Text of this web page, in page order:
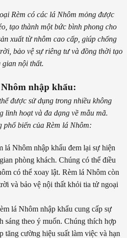
Rèm có các lá Nhôm mỏng được
tạo thành một bức bình phong cho
xuất từ nhôm cao cấp, giúp chống
bảo vệ sự riêng tư và đồng thời tạo
gian nội thất.
nhập khẩu:
được sử dụng trong nhiều không
linh hoạt và đa dạng về mẫu mã.
biến của Rèm lá Nhôm:
lá Nhôm nhập khẩu đem lại sự hiện
phòng khách. Chúng có thể điều
có thể xoay lật. Rèm lá Nhôm còn
và bảo vệ nội thất khỏi tia tử ngoại
lá Nhôm nhập khẩu cung cấp sự
sáng theo ý muốn. Chúng thích hợp
tăng cường hiệu suất làm việc và hạn